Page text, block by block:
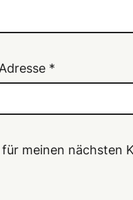
*
meinen nächsten